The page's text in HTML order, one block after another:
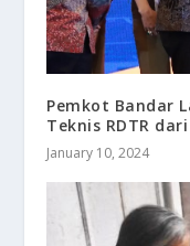
Pemkot Bandar
Teknis RDTR
January 10, 2024